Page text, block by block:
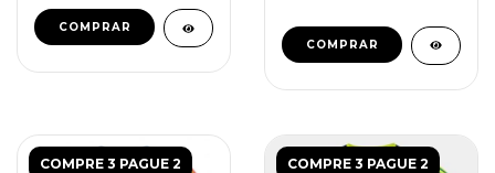
COMPRAR
COMPRAR
COMPRE 3 PAGUE 2 COMPRE 3 PAGUE 2